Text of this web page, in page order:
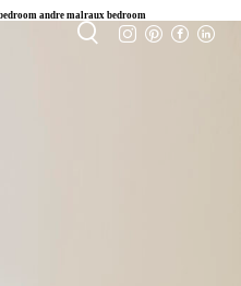
andre malraux bedroom